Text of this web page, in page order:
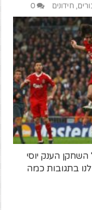
, חידונים 0
השחקן הענק יוסי
לנו בתגובות כמה